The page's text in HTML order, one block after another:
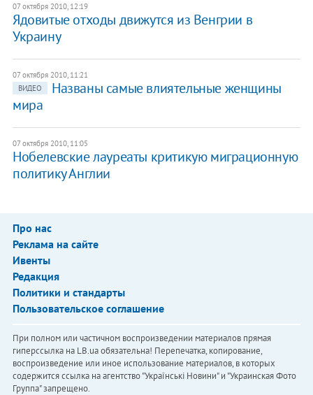
07 октября 2010, 12:19
Ядовитые отходы движутся из Венгрии в
Украину
07 октября 2010, 11:21
ВИДЕО
Названы самые влиятельные женщины
мира
07 октября 2010, 11:05
Нобелевские лауреаты критикую миграционную
политику Англии
Про нас
Реклама на сайте
Ивенты
Редакция
Политики и стандарты
Пользовательское соглашение
При полном или частичном воспроизведении материалов прямая
гиперссылка на LB.ua обязательна! Перепечатка, копирование,
воспроизведение или иное использование материалов, в которых
содержится ссылка на агентство "Українськi Новини" и "Украинская Фото
Группа" запрещено.